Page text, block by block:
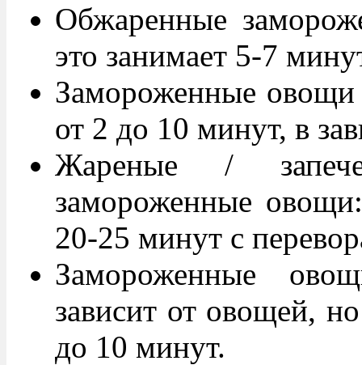
Обжаренные
это занимает 5-7
Замороженные овощи
от 2 до 10 минут, в
Жареные /
замороженные
20-25 минут с
Замороженные
зависит от овощей,
до 10 минут.